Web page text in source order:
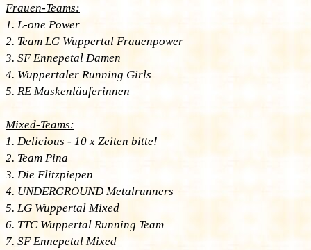
Frauen-Teams:
1. L-one Power
2. Team LG Wuppertal Frauenpower
3. SF Ennepetal Damen
4. Wuppertaler Running Girls
5. RE Maskenläuferinnen
Mixed-Teams:
1. Delicious - 10 x Zeiten bitte!
2. Team Pina
3. Die Flitzpiepen
4. UNDERGROUND Metalrunners
5. LG Wuppertal Mixed
6. TTC Wuppertal Running Team
7. SF Ennepetal Mixed